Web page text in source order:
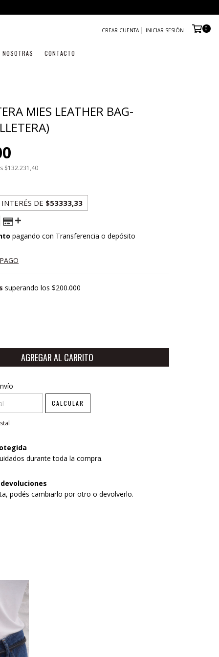
CREAR CUENTA INICIAR SESIÓN 0
NOSOTRAS CONTACTO
MIES LEATHER BAG-
$132.231,40
DE $53333,33
pagando con Transferencia o depósito
superando los$200.000
CALCULAR
durante toda la compra.
podés cambiarlo por otro o devolverlo.